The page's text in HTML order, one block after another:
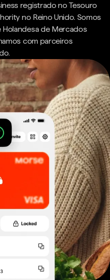
registrado no Tesouro
no Reino Unido. Somos
de Mercados
com parceiros